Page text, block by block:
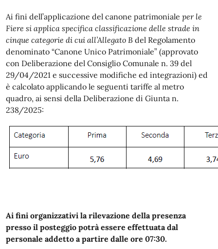
Ai fini dell’applicazione del canone patrimoniale per le
Fiere si applica specifica classificazione delle strade in
cinque categorie di cui all’Allegato B del Regolamento
denominato “Canone Unico Patrimoniale” (approvato
con Deliberazione del Consiglio Comunale n. 39 del
29/04/2021 e successive modifiche ed integrazioni) ed
è calcolato applicando le seguenti tariffe al metro
quadro, ai sensi della Deliberazione di Giunta n.
238/2025:
Ai fini organizzativi la rilevazione della presenza
presso il posteggio potrà essere effettuata dal
personale addetto a partire dalle ore 07:30.